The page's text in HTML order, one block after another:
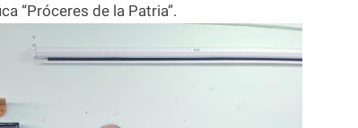
“Próceres de la Patria”.